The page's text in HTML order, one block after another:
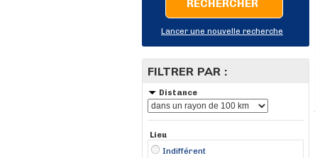
RECHERCHER
Lancer une nouvelle recherche
FILTRER PAR :
Distance
Lieu
Indifférent